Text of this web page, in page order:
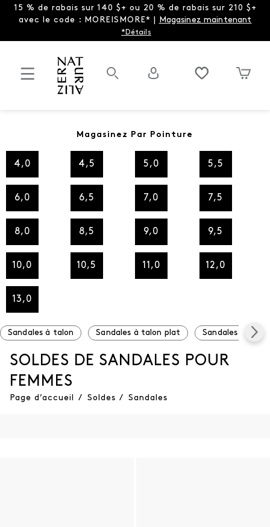
15 % de rabais sur 140 $+ ou 20 % de rabais sur 210 $+
avec le code : MOREISMORE* | Magasinez maintenant
*Détails
Magasinez Par Pointure
4,0 4,5 5,0 5,5
6,0 6,5 7,0 7,5
8,0 8,5 9,0 9,5
10,0 10,5 11,0 12,0
13,0
Sandales à talon Sandales à talon plat Sandales à
SOLDES DE SANDALES POUR
FEMMES
Page d’accueil / Soldes / Sandales